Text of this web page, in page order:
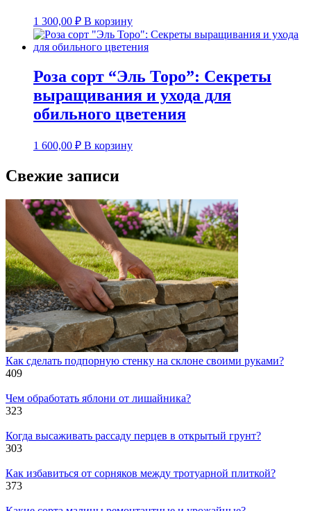
1 300,00 ₽ В корзину
Роза сорт “Эль Торо”: Секреты
выращивания и ухода для
обильного цветения
1 600,00 ₽ В корзину
Свежие записи
Как сделать подпорную стенку на склоне своими руками?
409
Чем обработать яблони от лишайника?
323
Когда высаживать рассаду перцев в открытый грунт?
303
Как избавиться от сорняков между тротуарной плиткой?
373